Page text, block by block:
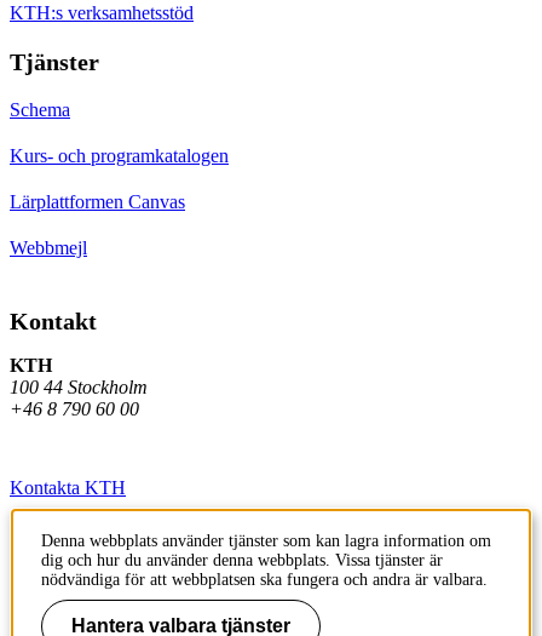
KTH:s verksamhetsstöd
Tjänster
Schema
Kurs- och programkatalogen
Lärplattformen Canvas
Webbmejl
Kontakt
KTH
100 44 Stockholm
+46 8 790 60 00
Kontakta KTH
Jobba på KTH
Press och media
Faktura och betalning KTH
Denna webbplats använder tjänster som kan lagra information om
dig och hur du använder denna webbplats. Vissa tjänster är
nödvändiga för att webbplatsen ska fungera och andra är valbara.
Hantera valbara tjänster